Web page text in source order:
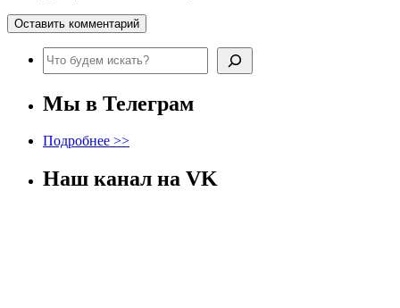
Поиск
Мы в Телеграм
Подробнее >>
Наш канал на VK